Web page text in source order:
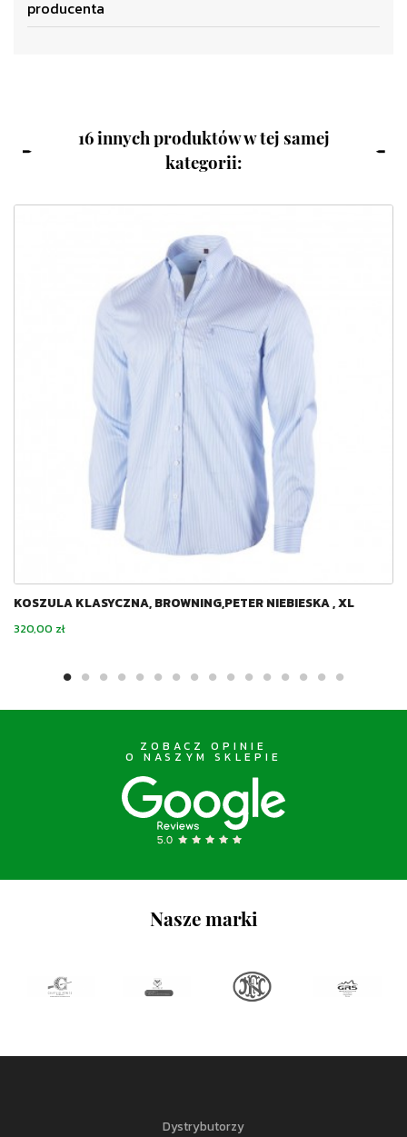
producenta
16 innych produktów w tej samej
kategorii:
KOSZULA KLASYCZNA, BROWNING,PETER NIEBIESKA , XL
Cena
320,00 zł
ZOBACZ OPINIE
O NASZYM SKLEPIE
Nasze marki
Dystrybutorzy